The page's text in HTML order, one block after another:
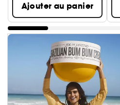
Ajouter au panier